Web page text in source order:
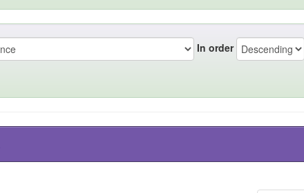
In order